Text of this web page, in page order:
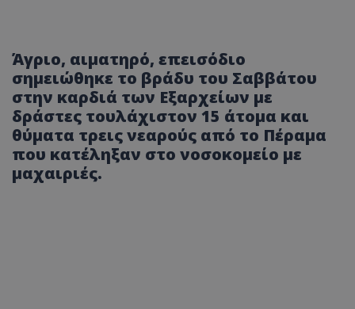
Άγριο, αιματηρό, επεισόδιο
σημειώθηκε το βράδυ του Σαββάτου
στην καρδιά των Εξαρχείων με
δράστες τουλάχιστον 15 άτομα και
θύματα τρεις νεαρούς από το Πέραμα
που κατέληξαν στο νοσοκομείο με
μαχαιριές.